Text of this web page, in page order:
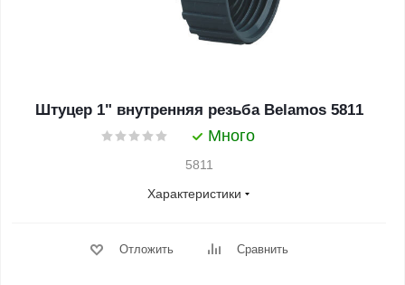
Штуцер 1" внутренняя резьба Belamos 5811
Много
5811
Характеристики
Отложить Сравнить